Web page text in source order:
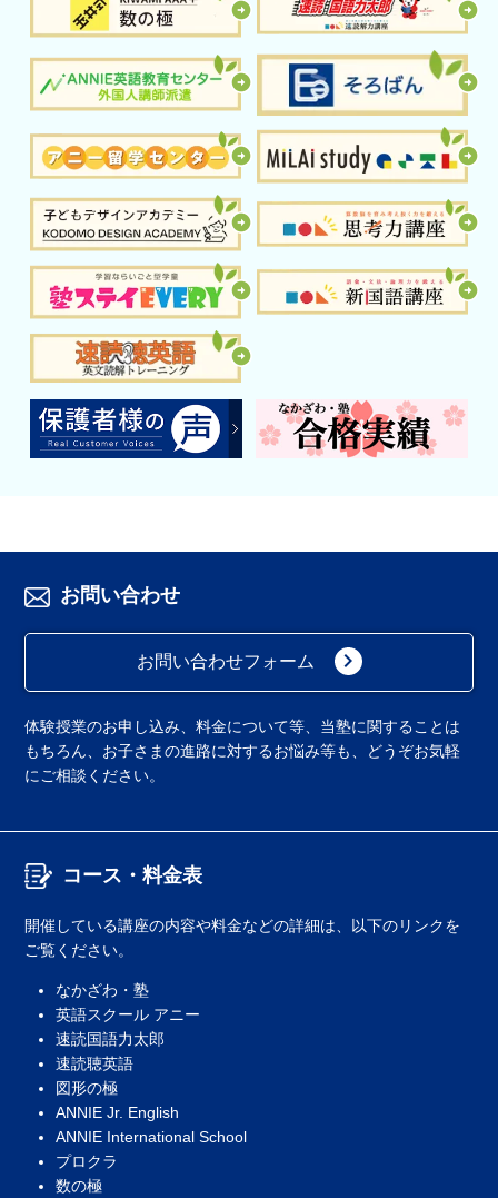
お問い合わせ
お問い合わせフォーム keyboard_arrow_right
体験授業のお申し込み、料金について等、当塾に関することは
もちろん、お子さまの進路に対するお悩み等も、どうぞお気軽
にご相談ください。
コース・料金表
開催している講座の内容や料金などの詳細は、以下のリンクを
ご覧ください。
なかざわ・塾
英語スクール アニー
速読国語力太郎
速読聴英語
図形の極
ANNIE Jr. English
ANNIE International School
プロクラ
数の極